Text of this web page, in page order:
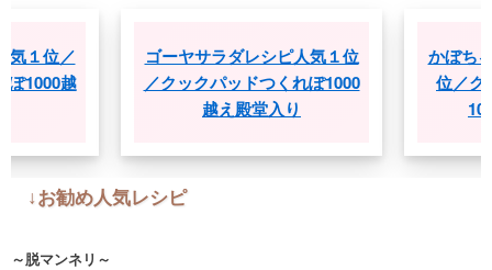
ゴーヤサラダレシピ人気１位
／クックパッドつくれぽ1000
越え殿堂入り
かぼちゃサラ
位／クックパ
1000越え
↓お勧め人気レシピ
～脱マンネリ～